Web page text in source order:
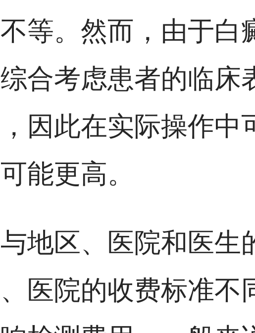
等。然而，由于白
合考虑患者的临床
因此在实际操作中
能更高。
地区、医院和医生
医院的收费标准不